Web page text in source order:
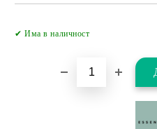
✔ Има в наличност